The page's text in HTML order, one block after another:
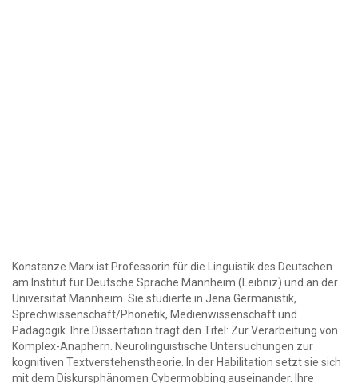
Konstanze Marx ist Professorin für die Linguistik des Deutschen
am Institut für Deutsche Sprache Mannheim (Leibniz) und an der
Universität Mannheim. Sie studierte in Jena Germanistik,
Sprechwissenschaft/Phonetik, Medienwissenschaft und
Pädagogik. Ihre Dissertation trägt den Titel: Zur Verarbeitung von
Komplex-Anaphern. Neurolinguistische Untersuchungen zur
kognitiven Textverstehenstheorie. In der Habilitation setzt sie sich
mit dem Diskursphänomen Cybermobbing auseinander. Ihre